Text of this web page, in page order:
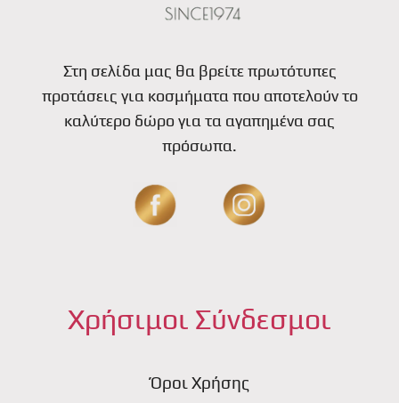
Στη σελίδα μας θα βρείτε πρωτότυπες
προτάσεις για κοσμήματα που αποτελούν το
καλύτερο δώρο για τα αγαπημένα σας
πρόσωπα.
Χρήσιμοι Σύνδεσμοι
Όροι Χρήσης